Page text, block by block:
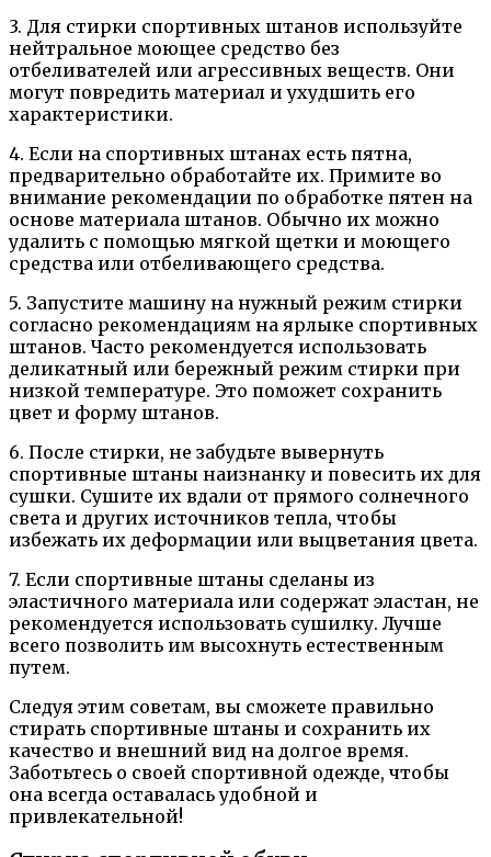
3. Для стирки спортивных штанов используйте
нейтральное моющее средство без
отбеливателей или агрессивных веществ. Они
могут повредить материал и ухудшить его
характеристики.
4. Если на спортивных штанах есть пятна,
предварительно обработайте их. Примите во
внимание рекомендации по обработке пятен на
основе материала штанов. Обычно их можно
удалить с помощью мягкой щетки и моющего
средства или отбеливающего средства.
5. Запустите машину на нужный режим стирки
согласно рекомендациям на ярлыке спортивных
штанов. Часто рекомендуется использовать
деликатный или бережный режим стирки при
низкой температуре. Это поможет сохранить
цвет и форму штанов.
6. После стирки, не забудьте вывернуть
спортивные штаны наизнанку и повесить их для
сушки. Сушите их вдали от прямого солнечного
света и других источников тепла, чтобы
избежать их деформации или выцветания цвета.
7. Если спортивные штаны сделаны из
эластичного материала или содержат эластан, не
рекомендуется использовать сушилку. Лучше
всего позволить им высохнуть естественным
путем.
Следуя этим советам, вы сможете правильно
стирать спортивные штаны и сохранить их
качество и внешний вид на долгое время.
Заботьтесь о своей спортивной одежде, чтобы
она всегда оставалась удобной и
привлекательной!